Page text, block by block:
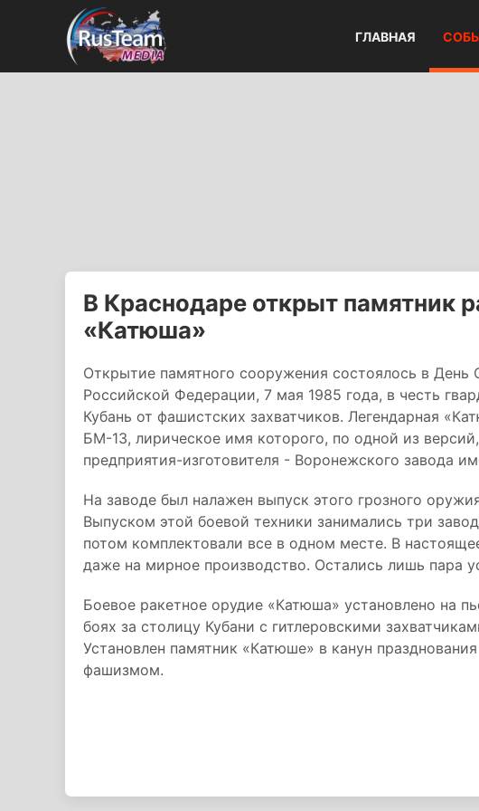
ГЛАВНАЯ
В Краснодаре открыт памятник
«Катюша»
Открытие памятного сооружения состоялось в
Российской Федерации, 7 мая 1985 года, в честь
Кубань от фашистских захватчиков. Легендарная
БМ-13, лирическое имя которого, по одной из
предприятия-изготовителя - Воронежского завода
На заводе был налажен выпуск этого грозного
Выпуском этой боевой техники занимались три
потом комплектовали все в одном месте. В
даже на мирное производство. Остались лишь пара
Боевое ракетное орудие «Катюша» установлено на
боях за столицу Кубани с гитлеровскими
Установлен памятник «Катюше» в канун
фашизмом.